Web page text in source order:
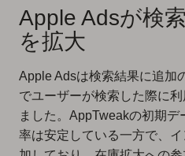
Apple Adsが検
を拡大
Apple Adsは検索結果に追加
でユーザーが検索した際に
ました。AppTweakの初期
率は安定している一方で、